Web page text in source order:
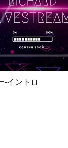
ュー
-イントロ